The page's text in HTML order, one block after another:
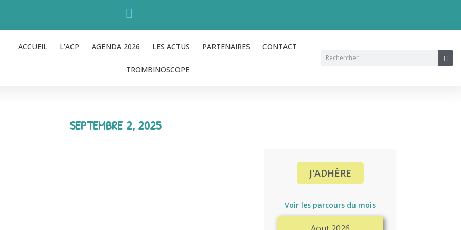
ACCUEIL L’ACP AGENDA 2026 LES ACTUS PARTENAIRES CONTACT
TROMBINOSCOPE
Rechercher
SEPTEMBRE 2, 2025
J'ADHÈRE
Voir les parcours du mois